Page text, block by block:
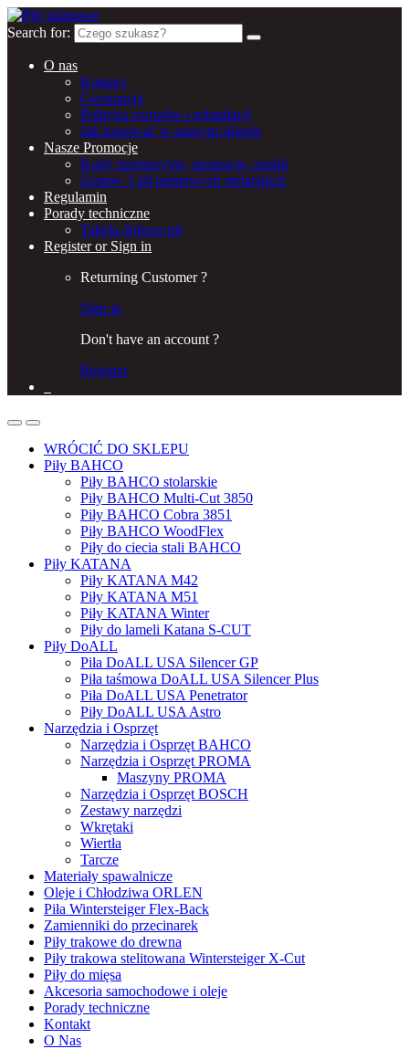
Search for:
O nas
Kontact
Gwarancja
Polityka zwrotów i refundacji
Jak kupować w naszym sklepie
Nasze Promocje
Kody promocyjne, promocje, zniżki
Zestaw 3 pił taśmowych stolarskich
Regulamin
Porady techniczne
Tabela doboru pił
Register or Sign in
Returning Customer ?
Sign in
Don't have an account ?
Register
WRÓCIĆ DO SKLEPU
Piły BAHCO
Piły BAHCO stolarskie
Piły BAHCO Multi-Cut 3850
Piły BAHCO Cobra 3851
Piły BAHCO WoodFlex
Piły do ciecia stali BAHCO
Piły KATANA
Piły KATANA M42
Piły KATANA M51
Piły KATANA Winter
Piły do lameli Katana S-CUT
Piły DoALL
Piła DoALL USA Silencer GP
Piła taśmowa DoALL USA Silencer Plus
Piła DoALL USA Penetrator
Piły DoALL USA Astro
Narzędzia i Osprzęt
Narzędzia i Osprzęt BAHCO
Narzędzia i Osprzęt PROMA
Maszyny PROMA
Narzędzia i Osprzęt BOSCH
Zestawy narzędzi
Wkrętaki
Wiertła
Tarcze
Materiały spawalnicze
Oleje i Chłodziwa ORLEN
Piła Wintersteiger Flex-Back
Zamienniki do przecinarek
Piły trakowe do drewna
Piły trakowa stelitowana Wintersteiger X-Cut
Piły do mięsa
Akcesoria samochodowe i oleje
Porady techniczne
Kontakt
O Nas